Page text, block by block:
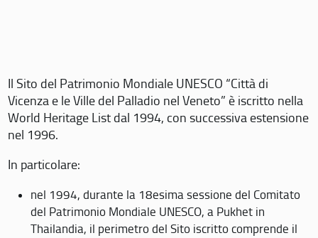
Il Sito del Patrimonio Mondiale UNESCO “Città di
Vicenza e le Ville del Palladio nel Veneto” è iscritto nella
World Heritage List dal 1994, con successiva estensione
nel 1996.
In particolare:
nel 1994, durante la 18esima sessione del Comitato
del Patrimonio Mondiale UNESCO, a Pukhet in
Thailandia, il perimetro del Sito iscritto comprende il